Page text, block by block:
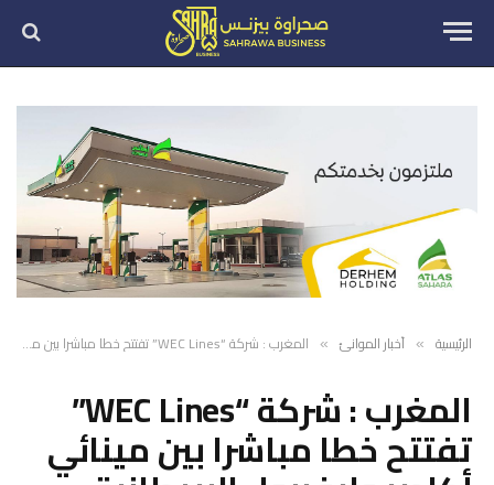
الرئيسية » أخبار الموانئ » المغرب : شركة “WEC Lines” تفتتح خطا مباشرا بين مينائي أكادير وليفربول البريطانية …
المغرب : شركة “WEC Lines”
تفتتح خطا مباشرا بين مينائي